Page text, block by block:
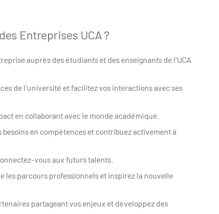
Entreprises UCA ?
auprès des étudiants et des enseignants de l'UCA
de l'université et facilitez vos interactions avec ses
en collaborant avec le monde académique.
en compétences et contribuez activement à
vous aux futurs talents.
les parcours professionnels et inspirez la nouvelle
partageant vos enjeux et développez des